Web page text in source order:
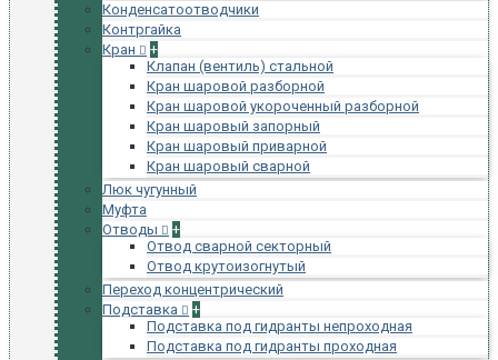
Конденсатоотводчики
Контргайка
Кран
+
Клапан (вентиль) стальной
Кран шаровой разборной
Кран шаровой укороченный разборной
Кран шаровый запорный
Кран шаровый приварной
Кран шаровый сварной
Люк чугунный
Муфта
Отводы
+
Отвод сварной секторный
Отвод крутоизогнутый
Переход концентрический
Подставка
+
Подставка под гидранты непроходная
Подставка под гидранты проходная